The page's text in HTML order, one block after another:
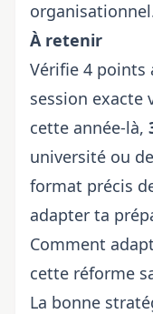
À retenir
Vérifie 4 points
session exacte
cette année-là,
université ou
format précis
adapter ta
Comment
cette réforme
La bonne